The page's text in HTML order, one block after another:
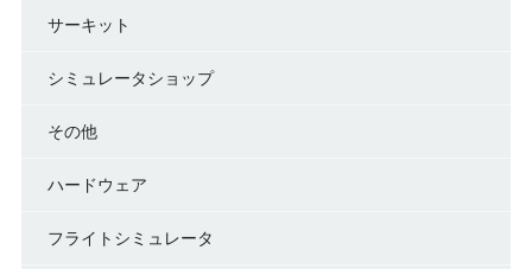
サーキット
シミュレータショップ
その他
ハードウェア
フライトシミュレータ